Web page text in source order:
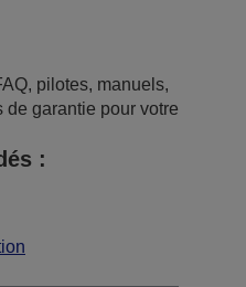
pilotes, manuels,
de garantie pour votre
: